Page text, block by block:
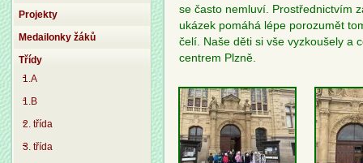
se často nemluví. Prostřednictvím
ukázek pomáhá lépe porozumět
čelí. Naše děti si vše vyzkoušely a
centrem Plzně.
Projekty
Medailonky žáků
Třídy
1.A
1.B
2. třída
3. třída